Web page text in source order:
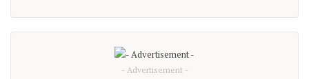
- Advertisement -